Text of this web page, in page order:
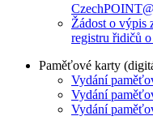
Žádost o výpis
registru řidičů
Paměťové karty
Vydání
Vydání
Vydání